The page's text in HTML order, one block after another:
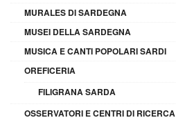
MURALES DI SARDEGNA
MUSEI DELLA SARDEGNA
MUSICA E CANTI POPOLARI SARDI
OREFICERIA
FILIGRANA SARDA
OSSERVATORI E CENTRI DI RICERCA